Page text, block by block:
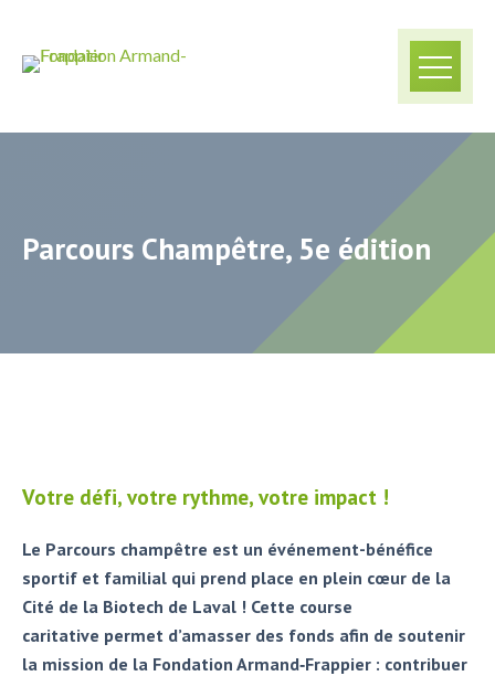
Parcours Champêtre, 5e édition
Votre défi, votre rythme, votre impact !
Le Parcours champêtre est un événement-bénéfice
sportif et familial qui prend place en plein cœur de la
Cité de la Biotech de Laval ! Cette course
caritative permet d’amasser des fonds afin de soutenir
la mission de la Fondation Armand‑Frappier : contribuer